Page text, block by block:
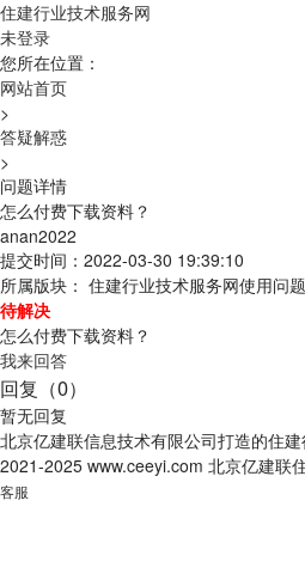
住建行业技术服务网
未登录
您所在位置：
网站首页
>
答疑解惑
>
问题详情
怎么付费下载资料？
anan2022
提交时间：2022-03-30 19:39:10
所属版块： 住建行业技术服务网使用问题
待解决
怎么付费下载资料？
我来回答
回复（0）
暂无回复
北京亿建联信息技术有限公司打造的住
2021-2025 www.ceeyi.com 北京亿建联
客服